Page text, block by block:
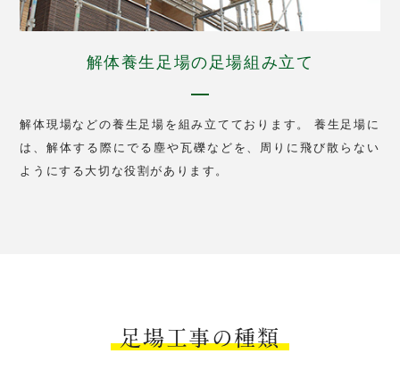
解体養生足場の足場組み立て
解体現場などの養生足場を組み立てております。 養生足場に
は、解体する際にでる塵や瓦礫などを、周りに飛び散らない
ようにする大切な役割があります。
足場工事の種類